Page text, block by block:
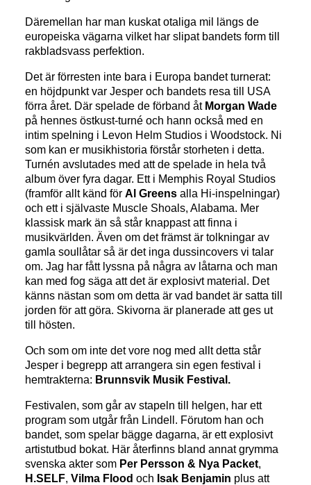
Däremellan har man kuskat otaliga mil längs de
europeiska vägarna vilket har slipat bandets form till
rakbladsvass perfektion.
Det är förresten inte bara i Europa bandet turnerat:
en höjdpunkt var Jesper och bandets resa till USA
förra året. Där spelade de förband åt Morgan Wade
på hennes östkust-turné och hann också med en
intim spelning i Levon Helm Studios i Woodstock. Ni
som kan er musikhistoria förstår storheten i detta.
Turnén avslutades med att de spelade in hela två
album över fyra dagar. Ett i Memphis Royal Studios
(framför allt känd förAl Greens alla Hi-inspelningar)
och ett i självaste Muscle Shoals, Alabama. Mer
klassisk mark än så står knappast att finna i
musikvärlden. Även om det främst är tolkningar av
gamla soullåtar så är det inga dussincovers vi talar
om. Jag har fått lyssna på några av låtarna och man
kan med fog säga att det är explosivt material. Det
känns nästan som om detta är vad bandet är satta till
jorden för att göra. Skivorna är planerade att ges ut
till hösten.
Och som om inte det vore nog med allt detta står
Jesper i begrepp att arrangera sin egen festival i
hemtrakterna: Brunnsvik Musik Festival.
Festivalen, som går av stapeln till helgen, har ett
program som utgår från Lindell. Förutom han och
bandet, som spelar bägge dagarna, är ett explosivt
artistutbud bokat. Här återfinns bland annat grymma
svenska akter som Per Persson & Nya Packet,
H.SELF,Vilma Flood och Isak Benjamin plus att